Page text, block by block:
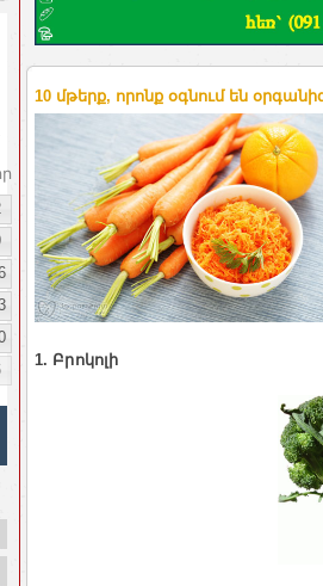
10 մթերք, որոնք օգնում են
1. Բրոկոլի